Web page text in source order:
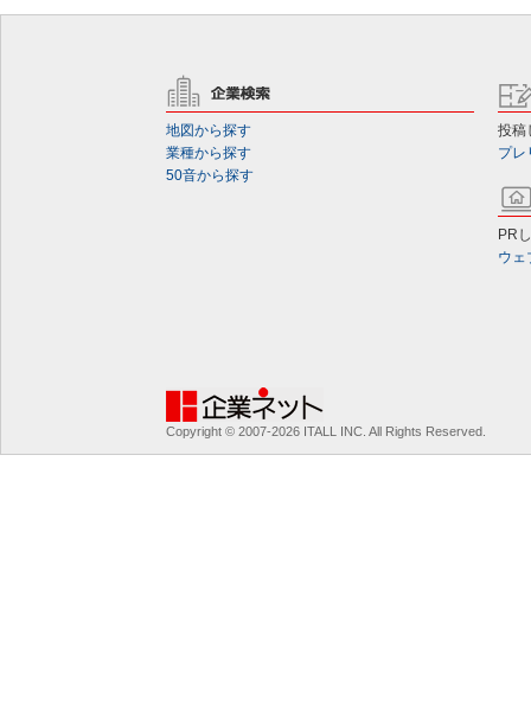
地図から探す
業種から探す
50音から探す
投稿
プレ
PR
ウェ
Copyright © 2007-2026 ITALL INC. All Rights Reserved.